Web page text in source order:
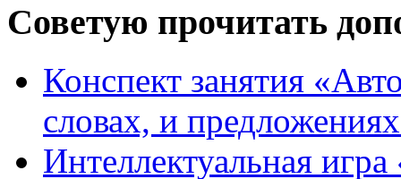
Советую прочитать
Конспект занятия
словах, и
Интеллектуальная игра